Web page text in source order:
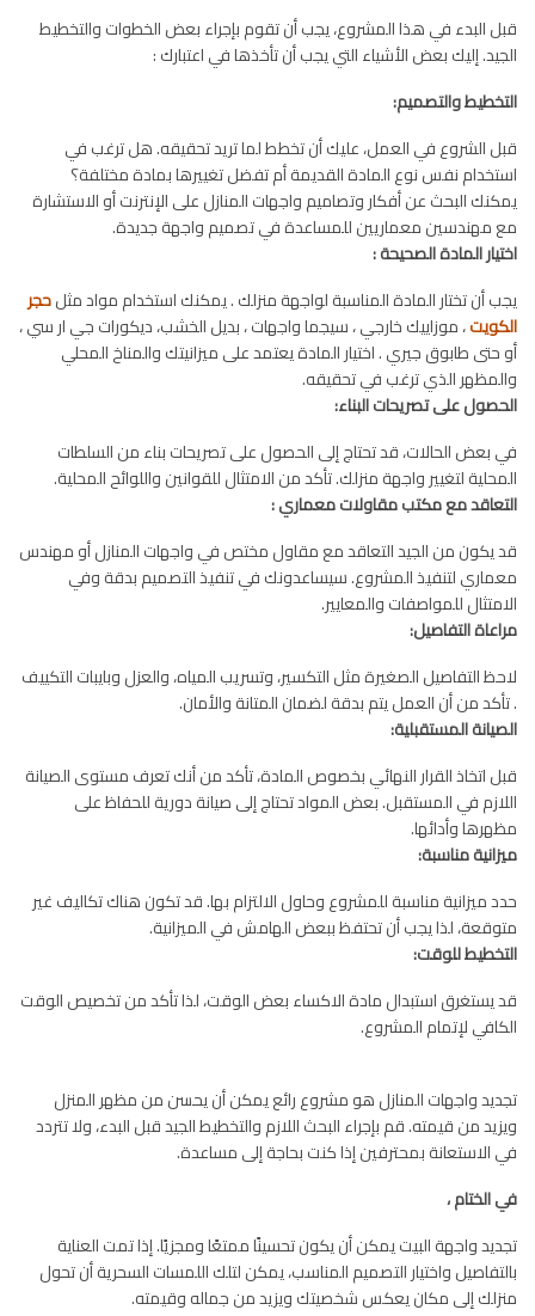
قبل البدء في هذا المشروع، يجب أن تقوم بإجراء بعض الخطوات والتخطيط
الجيد. إليك بعض الأشياء التي يجب أن تأخذها في اعتبارك :
التخطيط والتصميم:
قبل الشروع في العمل، عليك أن تخطط لما تريد تحقيقه. هل ترغب في
استخدام نفس نوع المادة القديمة أم تفضل تغييرها بمادة مختلفة؟
يمكنك البحث عن أفكار وتصاميم واجهات المنازل على الإنترنت أو الاستشارة
مع مهندسين معماريين للمساعدة في تصميم واجهة جديدة.
اختيار المادة الصحيحة :
يجب أن تختار المادة المناسبة لواجهة منزلك . يمكنك استخدام مواد مثلحجر
الكويت، موزاييك خارجي ، سيجما واجهات ، بديل الخشب، ديكورات جي ار سي ،
أو حتى طابوق جيري . اختيار المادة يعتمد على ميزانيتك والمناخ المحلي
والمظهر الذي ترغب في تحقيقه.
الحصول على تصريحات البناء:
في بعض الحالات، قد تحتاج إلى الحصول على تصريحات بناء من السلطات
المحلية لتغيير واجهة منزلك. تأكد من الامتثال للقوانين واللوائح المحلية.
التعاقد مع مكتب مقاولات معماري :
قد يكون من الجيد التعاقد مع مقاول مختص في واجهات المنازل أو مهندس
معماري لتنفيذ المشروع. سيساعدونك في تنفيذ التصميم بدقة وفي
الامتثال للمواصفات والمعايير.
مراعاة التفاصيل:
لاحظ التفاصيل الصغيرة مثل التكسير، وتسريب المياه، والعزل وبايبات التكييف
. تأكد من أن العمل يتم بدقة لضمان المتانة والأمان.
الصيانة المستقبلية:
قبل اتخاذ القرار النهائي بخصوص المادة، تأكد من أنك تعرف مستوى الصيانة
اللازم في المستقبل. بعض المواد تحتاج إلى صيانة دورية للحفاظ على
مظهرها وأدائها.
ميزانية مناسبة:
حدد ميزانية مناسبة للمشروع وحاول الالتزام بها. قد تكون هناك تكاليف غير
متوقعة، لذا يجب أن تحتفظ ببعض الهامش في الميزانية.
التخطيط للوقت:
قد يستغرق استبدال مادة الاكساء بعض الوقت، لذا تأكد من تخصيص الوقت
الكافي لإتمام المشروع.
تجديد واجهات المنازل هو مشروع رائع يمكن أن يحسن من مظهر المنزل
ويزيد من قيمته. قم بإجراء البحث اللازم والتخطيط الجيد قبل البدء، ولا تتردد
في الاستعانة بمحترفين إذا كنت بحاجة إلى مساعدة.
في الختام ،
تجديد واجهة البيت يمكن أن يكون تحسينًا ممتعًا ومجزيًا. إذا تمت العناية
بالتفاصيل واختيار التصميم المناسب، يمكن لتلك اللمسات السحرية أن تحول
منزلك إلى مكان يعكس شخصيتك ويزيد من جماله وقيمته.